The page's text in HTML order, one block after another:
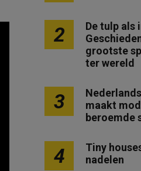
2
De tulp als
grootste
ter wereld
3
maakt
beroemde
4
Tiny
nadelen